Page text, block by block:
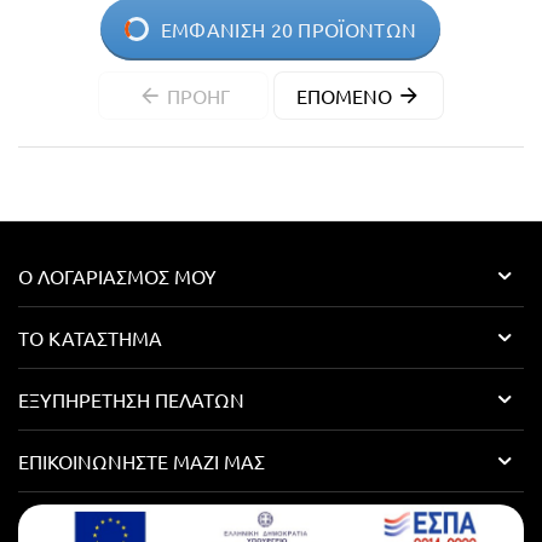
ΕΜΦΆΝΙΣΗ 20 ΠΡΟΪΌΝΤΩΝ
ΠΡΟΗΓ ΕΠΌΜΕΝΟ
Ο ΛΟΓΑΡΙΑΣΜΌΣ ΜΟΥ
ΤΟ ΚΑΤΆΣΤΗΜΑ
ΕΞΥΠΗΡΈΤΗΣΗ ΠΕΛΑΤΏΝ
ΕΠΙΚΟΙΝΩΝΉΣΤΕ ΜΑΖΊ ΜΑΣ